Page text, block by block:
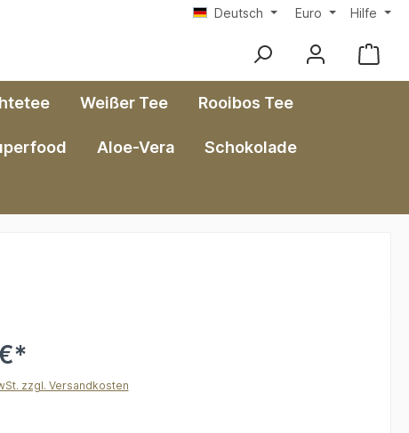
Deutsch Euro Hilfe
Weißer Tee Rooibos Tee
Aloe-Vera Schokolade
zzgl. Versandkosten